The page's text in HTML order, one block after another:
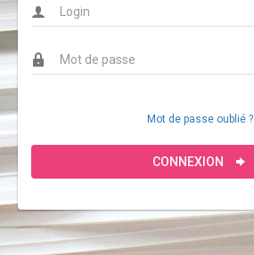
Mot de passe oublié ?
CONNEXION